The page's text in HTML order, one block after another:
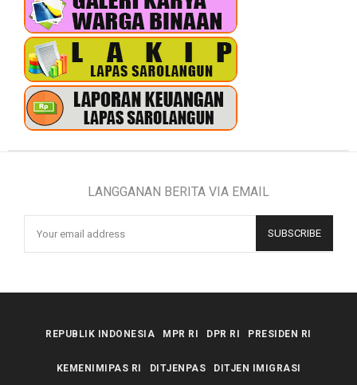
LANGGANAN BERITA VIA EMAIL
REPUBLIK INDONESIA MPR RI DPR RI PRESIDEN RI
KEMENIMIPAS RI DITJENPAS DITJEN IMIGRASI